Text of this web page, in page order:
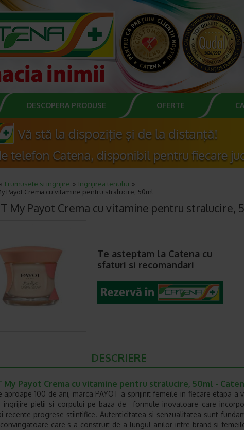
DESCOPERA PRODUSE OFERTE
Frumusete si ingrijire
Ingrijirea tenului
Payot Crema cu vitamine pentru stralucire, 50ml
My Payot Crema cu vitamine pentru stralucire,
Te asteptam la Catena cu
sfaturi si recomandari
DESCRIERE
My Payot Crema cu vitamine pentru stralucire, 50ml -
aproape 100 de ani, marca PAYOT a sprijinit femeile in fiecare etapa a
ingrijire pielii si corpului pe baza de formule inovatoare care
recente progrese stiintifice. Autenticitatea si senzualitatea sunt
care s-a construit de-a lungul anilor intre brand si